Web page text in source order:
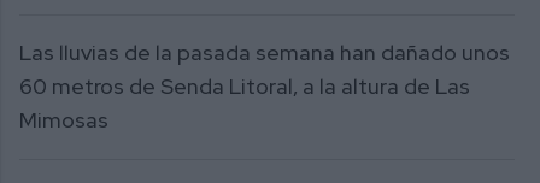
Las lluvias de la pasada semana han dañado unos
60 metros de Senda Litoral, a la altura de Las
Mimosas